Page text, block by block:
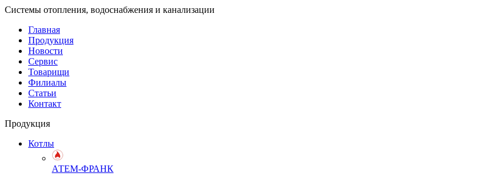
Системы отопления, водоснабжения и канализации
Главная
Продукция
Новости
Сервис
Товарищи
Филиалы
Статьи
Контакт
Продукция
Котлы
АТЕМ-ФРАНК